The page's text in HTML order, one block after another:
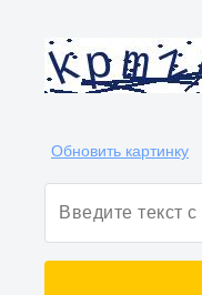
Обновить картинку